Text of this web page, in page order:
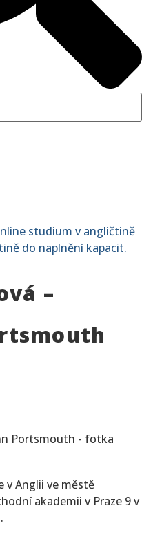
studium v angličtině
do naplnění kapacit.
–
v Anglii ve městě
akademii v Praze 9 v